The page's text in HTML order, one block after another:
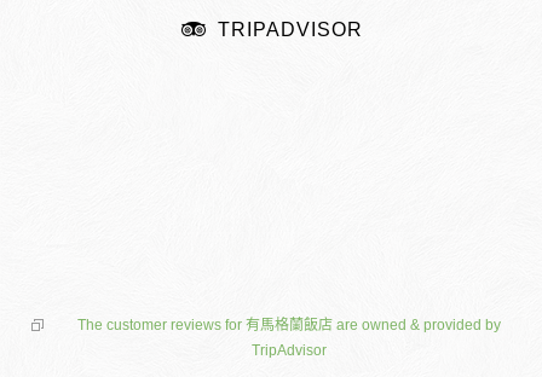
TRIPADVISOR
The customer reviews for 有馬格蘭飯店 are owned & provided by
TripAdvisor